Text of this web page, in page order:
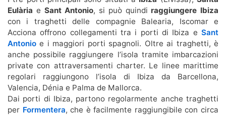
Eulària e Sant Antonio, si può quindi raggiungere Ibiza
con i traghetti delle compagnie Balearia, Iscomar e
Acciona offrono collegamenti tra i porti di Ibiza e Sant
Antonio e i maggiori porti spagnoli. Oltre ai traghetti, è
anche possibile raggiungere l’isola tramite imbarcazioni
private con attraversamenti charter. Le linee marittime
regolari raggiungono l’isola di Ibiza da Barcellona,
Valencia, Dénia e Palma de Mallorca.
Dai porti di Ibiza, partono regolarmente anche traghetti
per Formentera, che è facilmente raggiungibile con circa